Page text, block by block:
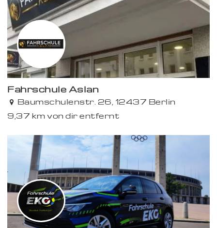
Fahrschule Aslan
Baumschulenstr. 26, 12437 Berlin
9,37 km von dir entfernt